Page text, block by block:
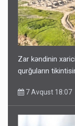
Zar kəndinin
qurğuların
7 Avqust 18:07